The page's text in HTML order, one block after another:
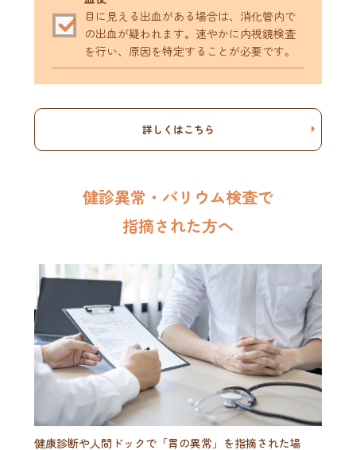
目に見える出血がある場合は、消化管内で
の出血が疑われます。速やかに内視鏡検査
を行い、原因を特定することが必要です。
詳しくはこちら
健診異常・バリウム検査で
指摘された方へ
健康診断や人間ドックで「胃の異常」を指摘された場